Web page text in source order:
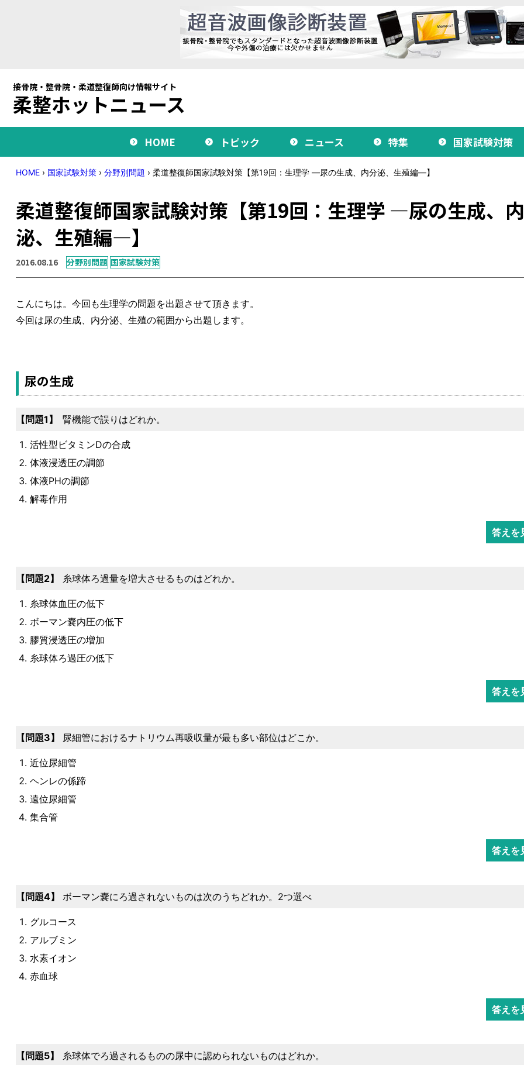
接骨院・整骨院・柔道整復師向け情報サイト
柔整ホットニュース
HOME トピック ニュース 特集 国家試験対策
HOME › 国家試験対策 › 分野別問題 › 柔道整復師国家試験対策【第19回：生理学 ―尿の生成、内分泌、生殖編―】
柔道整復師国家試験対策【第19回：生理学 ―尿の生成、
泌、生殖編―】
2016.08.16 分野別問題 国家試験対策
こんにちは。今回も生理学の問題を出題させて頂きます。
今回は尿の生成、内分泌、生殖の範囲から出題します。
尿の生成
問題1 腎機能で誤りはどれか。
活性型ビタミンDの合成
体液浸透圧の調節
体液PHの調節
解毒作用
答えを
問題2 糸球体ろ過量を増大させるものはどれか。
糸球体血圧の低下
ボーマン嚢内圧の低下
膠質浸透圧の増加
糸球体ろ過圧の低下
答えを
問題3 尿細管におけるナトリウム再吸収量が最も多い部位はどこか。
近位尿細管
ヘンレの係蹄
遠位尿細管
集合管
答えを
問題4 ボーマン嚢にろ過されないものは次のうちどれか。2つ選べ
グルコース
アルブミン
水素イオン
赤血球
答えを
問題5 糸球体でろ過されるものの尿中に認められないものはどれか。